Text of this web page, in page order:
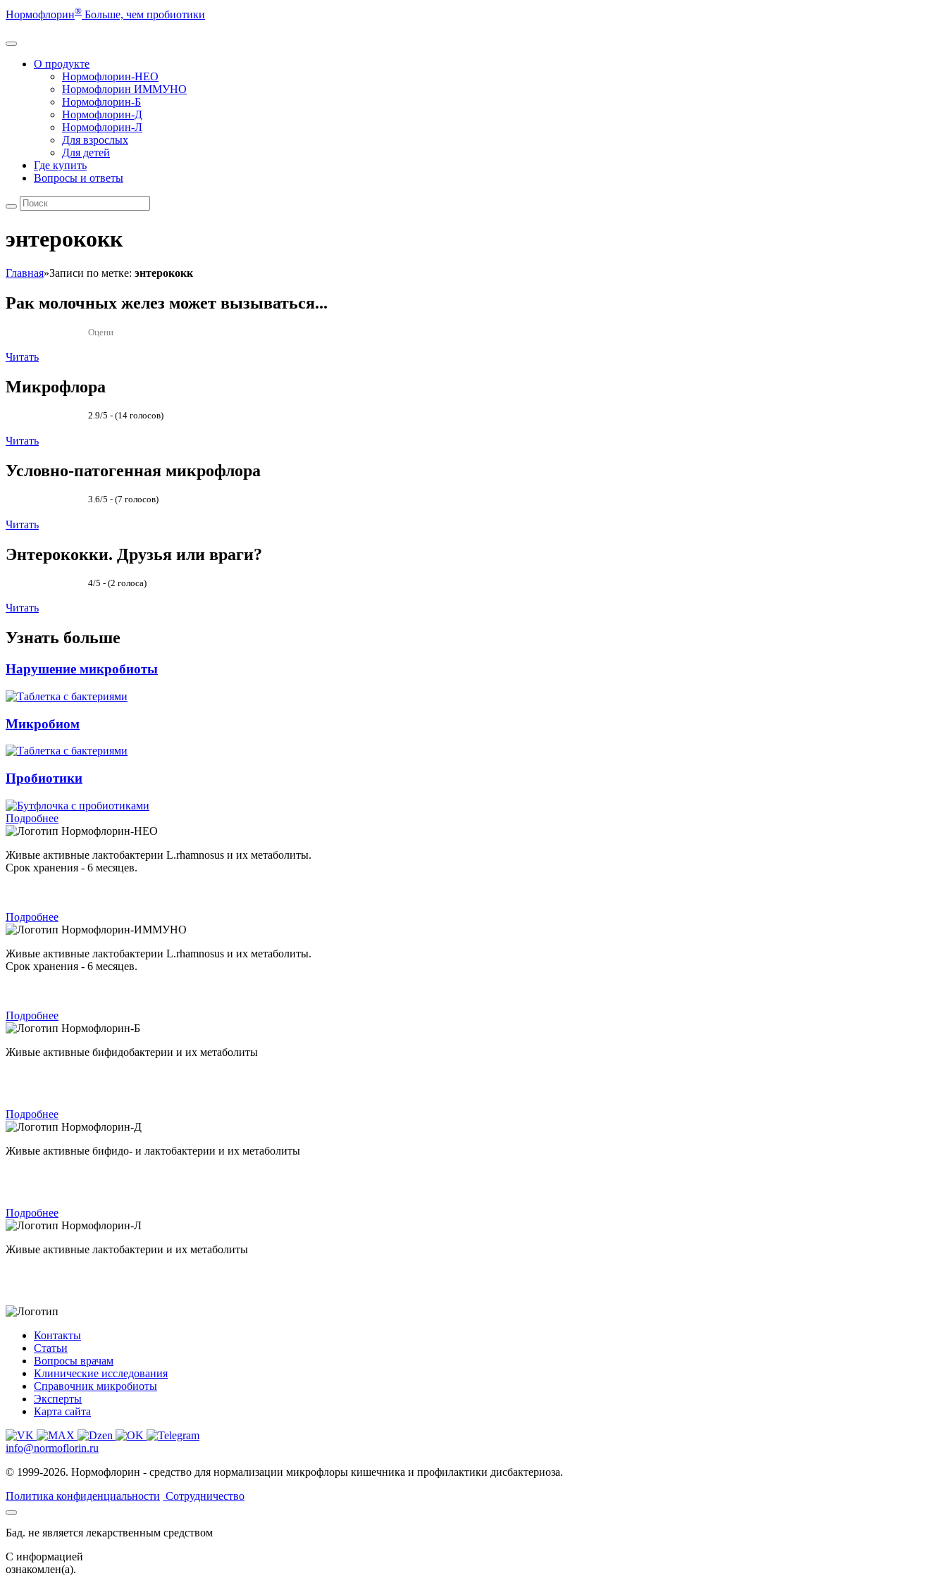
Нормофлорин® Больше, чем пробиотики
О продукте
Нормофлорин-НЕО
Нормофлорин ИММУНО
Нормофлорин-Б
Нормофлорин-Д
Нормофлорин-Л
Для взрослых
Для детей
Где купить
Вопросы и ответы
энтерококк
Главная»Записи по метке: энтерококк
Рак молочных желез может вызываться...
Оцени
Читать
Микрофлора
2.9/5 - (14 голосов)
Читать
Условно-патогенная микрофлора
3.6/5 - (7 голосов)
Читать
Энтерококки. Друзья или враги?
4/5 - (2 голоса)
Читать
Узнать больше
Нарушение микробиоты
Микробиом
Пробиотики
Подробнее
Нормофлорин-НЕО
Живые активные лактобактерии L.rhamnosus и их метаболиты.
Срок хранения - 6 месяцев.
Подробнее
Нормофлорин-ИММУНО
Живые активные лактобактерии L.rhamnosus и их метаболиты.
Срок хранения - 6 месяцев.
Подробнее
Нормофлорин-Б
Живые активные бифидобактерии и их метаболиты
Подробнее
Нормофлорин-Д
Живые активные бифидо- и лактобактерии и их метаболиты
Подробнее
Нормофлорин-Л
Живые активные лактобактерии и их метаболиты
Контакты
Статьи
Вопросы врачам
Клинические исследования
Справочник микробиоты
Эксперты
Карта сайта
info@normoflorin.ru
© 1999-2026. Нормофлорин - средство для нормализации микрофлоры кишечника и профилактики дисбактериоза.
Политика конфиденциальности Сотрудничество
Бад. не является лекарственным средством
C информацией
ознакомлен(а).